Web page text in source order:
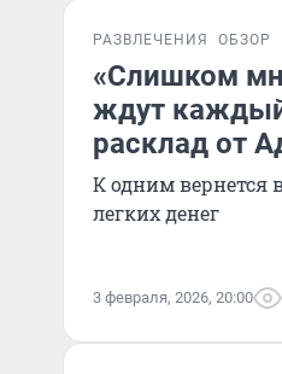
РАЗВЛЕЧЕНИЯ ОБЗОР
«Слишком
ждут
расклад от
К одним вернется
легких денег
3 февраля, 2026, 20:00